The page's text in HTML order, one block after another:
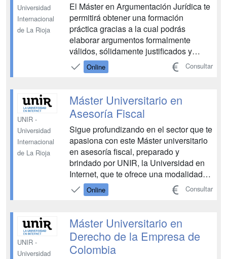
Universidad
Internacional
de La Rioja
El Máster en Argumentación Jurídica te
permitirá obtener una formación
práctica gracias a la cual podrás
elaborar argumentos formalmente
válidos, sólidamente justificados y
eficaces. Profundizarás en las técnicas
de elaboración de razonamientos
desarrollar argumentaciones
persuasivas y dotadas de eficacia
disc...
Online Consultar
UNIR -
Universidad
Internacional
de La Rioja
Máster Universitario en
Asesoría Fiscal
Sigue profundizando en el sector que te
apasiona con este Máster universitario
en asesoría fiscal, preparado y
brindado por UNIR, la Universidad en
Internet, que te ofrece una modalidad
de estudio online para que puedas
comenzar a capacitarte desde la
tu ritmo. La fiscalidad es una materia
fundamental para...
Online Consultar
UNIR -
Universidad
Máster Universitario en
Derecho de la Empresa de
Colombia